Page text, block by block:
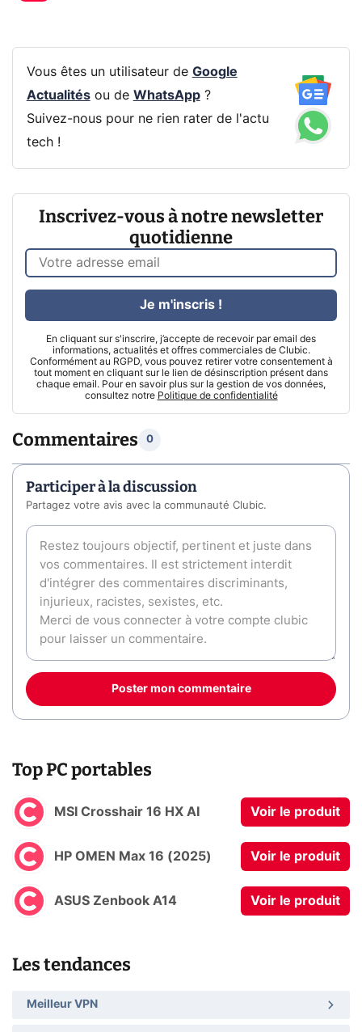
Vous êtes un utilisateur de Google
Actualitésou de WhatsApp?
Suivez-nous pour ne rien rater de l'actu
tech !
Inscrivez-vous à notre newsletter
quotidienne
En cliquant sur s'inscrire, j’accepte de recevoir par email des
informations, actualités et offres commerciales de Clubic.
Conformément au RGPD, vous pouvez retirer votre consentement à
tout moment en cliquant sur le lien de désinscription présent dans
chaque email. Pour en savoir plus sur la gestion de vos données,
consultez notre Politique de confidentialité
Je m'inscris !
Commentaires 0
Participer à la discussion
Partagez votre avis avec la communauté Clubic.
Poster mon commentaire
Top PC portables
MSI Crosshair 16 HX AI Voir le produit
HP OMEN Max 16 (2025) Voir le produit
ASUS Zenbook A14 Voir le produit
Les tendances
Meilleur VPN